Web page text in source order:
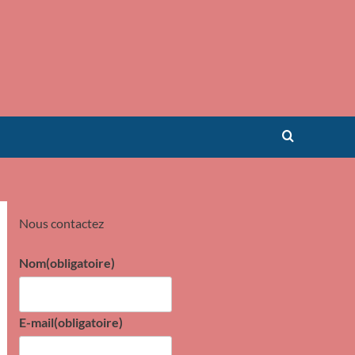
Nous contactez
Nom(obligatoire)
E-mail(obligatoire)